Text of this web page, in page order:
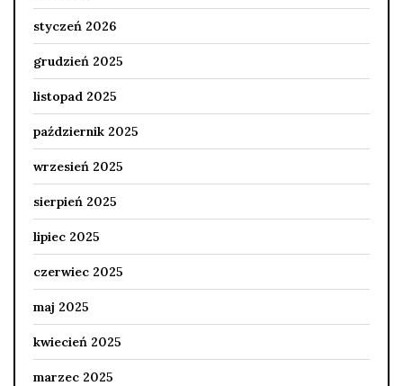
styczeń 2026
grudzień 2025
listopad 2025
październik 2025
wrzesień 2025
sierpień 2025
lipiec 2025
czerwiec 2025
maj 2025
kwiecień 2025
marzec 2025